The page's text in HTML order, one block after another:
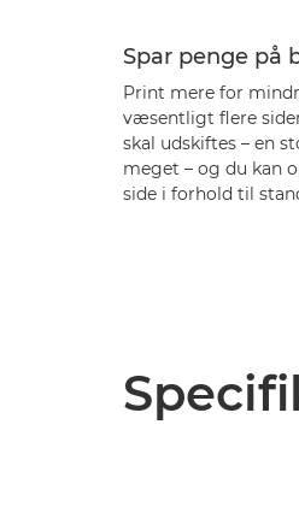
Spar penge på
Print mere for
væsentligt flere
skal udskiftes – en
meget – og du kan
side i forhold til